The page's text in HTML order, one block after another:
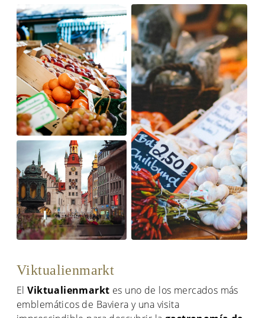
Viktualienmarkt
ElViktualienmarkt es uno de los mercados más
emblemáticos de Baviera y una visita